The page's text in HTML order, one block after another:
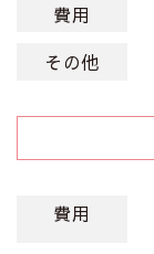
費用
その他
費用